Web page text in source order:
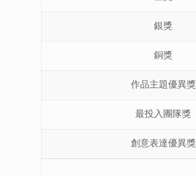
銀獎
銅獎
作品主題優異獎
最投入團隊獎
創意表達優異獎